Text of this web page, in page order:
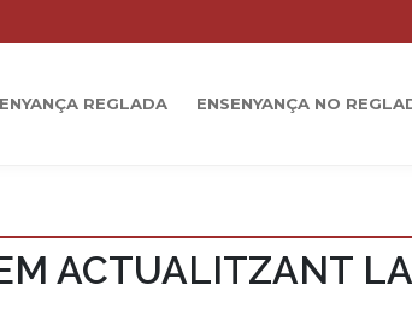
REGLADA ENSENYANÇA NO
ACTUALITZANT